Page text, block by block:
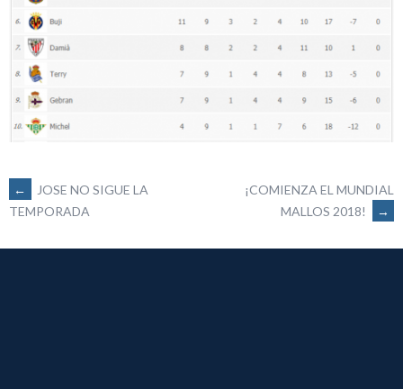
NAVEGACIÓN
DE
←
JOSE NO SIGUE LA
TEMPORADA
¡COMIENZA EL MUNDIAL
MALLOS 2018!
→